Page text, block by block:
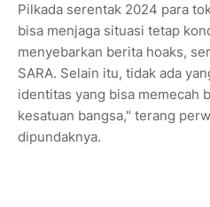
Pilkada serentak 2024 para
bisa menjaga situasi tetap
menyebarkan berita hoaks,
SARA. Selain itu, tidak ada
identitas yang bisa memecah
kesatuan bangsa," terang
dipundaknya.